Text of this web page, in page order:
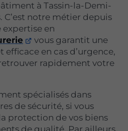
à Tassin-la-Demi-
C’est notre métier depuis
expertise en
vous garantit une
en cas d’urgence,
rapidement votre
spécialisés dans
de sécurité, si vous
protection de vos biens